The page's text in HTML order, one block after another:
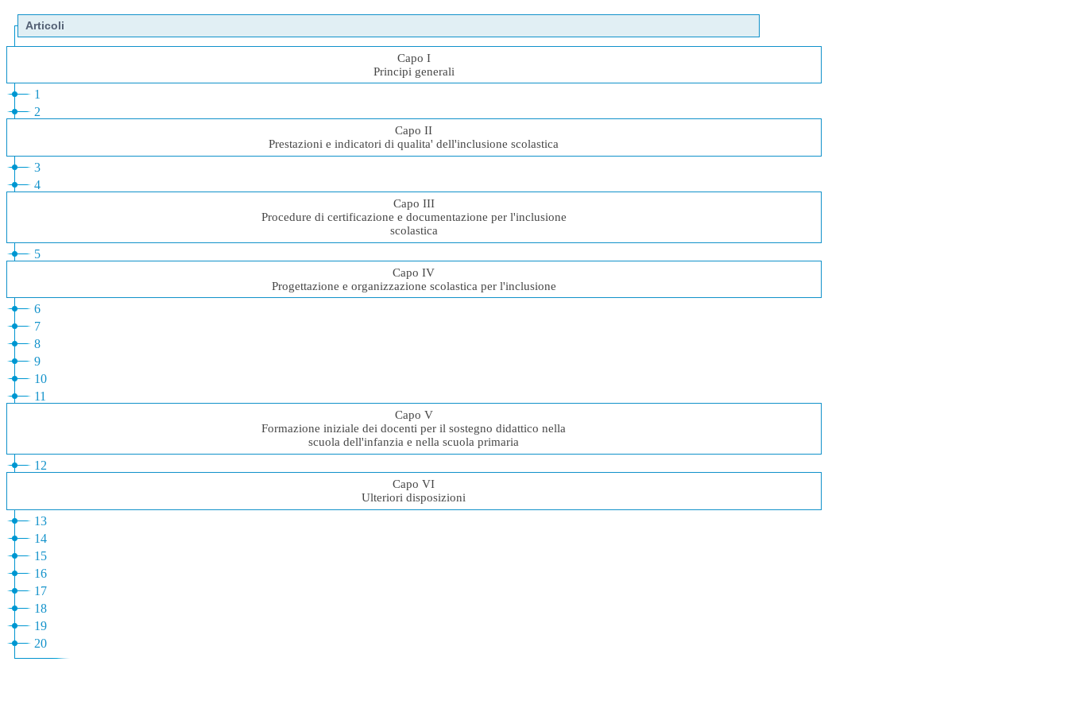
Articoli
Capo I
Principi generali
1
2
Capo II
Prestazioni e indicatori di qualita' dell'inclusione scolastica
3
4
Capo III
Procedure di certificazione e documentazione per l'inclusione
scolastica
5
Capo IV
Progettazione e organizzazione scolastica per l'inclusione
6
7
8
9
10
11
Capo V
Formazione iniziale dei docenti per il sostegno didattico nella
scuola dell'infanzia e nella scuola primaria
12
Capo VI
Ulteriori disposizioni
13
14
15
16
17
18
19
20